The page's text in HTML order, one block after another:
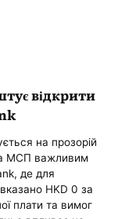
відкрити
на прозорій
МСП важливим
де для
HKD 0 за
плати та вимог